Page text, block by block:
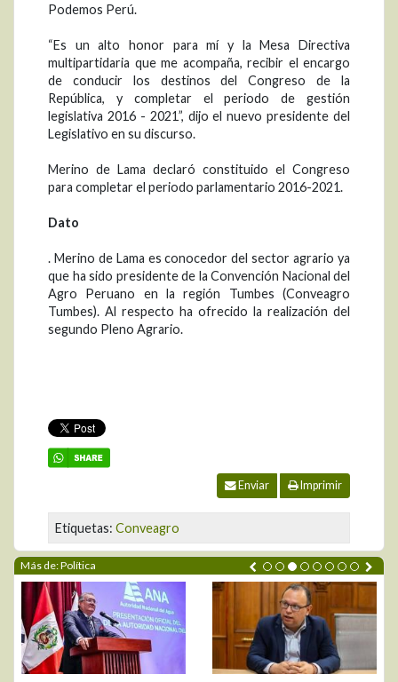
Podemos Perú.
“Es un alto honor para mí y la Mesa Directiva
multipartidaria que me acompaña, recibir el encargo
de conducir los destinos del Congreso de la
República, y completar el periodo de gestión
legislativa 2016 - 2021”, dijo el nuevo presidente del
Legislativo en su discurso.
Merino de Lama declaró constituido el Congreso
para completar el periodo parlamentario 2016-2021.
Dato
. Merino de Lama es conocedor del sector agrario ya
que ha sido presidente de la Convención Nacional del
Agro Peruano en la región Tumbes (Conveagro
Tumbes). Al respecto ha ofrecido la realización del
segundo Pleno Agrario.
Enviar Imprimir
Etiquetas: Conveagro
Más de: Política